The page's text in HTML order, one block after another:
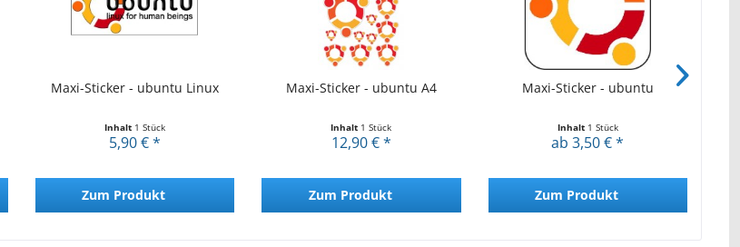
Maxi-Sticker - ubuntu Linux
Inhalt 1 Stück
5,90 € *
Zum Produkt
Maxi-Sticker - ubuntu A4
Inhalt 1 Stück
12,90 € *
Zum Produkt
Maxi-Sticker - ubuntu
Inhalt 1 Stück
ab 3,50 € *
Zum Produkt